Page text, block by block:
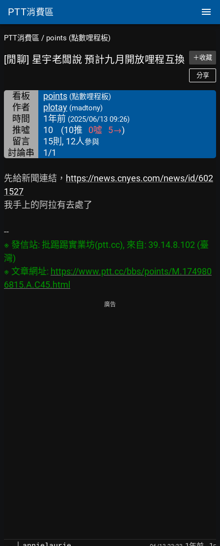
PTT消費區
PTT消費區 / points (點數哩程板)
[閒聊] 星宇老闆說 預計九月開放哩程互換 ＋收藏
分享
看板 points (點數哩程板)
作者 plotay (madtony)
時間 1年前 (2025/06/13 09:26)
推噓 10 (10推 0噓 5→)
留言
15則, 12人參與
討論串 1/1
先給新聞連結， https://news.cnyes.com/news/id/602
1527
我手上的阿拉有去處了
※ 發信站: 批踢踢實業坊(ptt.cc), 來自: 39.14.8.102 (臺
灣)
※ 文章網址: https://www.ptt.cc/bbs/points/M.174980
6815.A.C45.html
廣告